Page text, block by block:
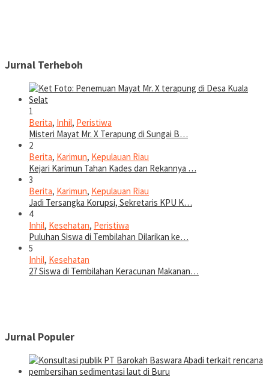
Jurnal Terheboh
1
Berita, Inhil, Peristiwa
Misteri Mayat Mr. X Terapung di Sungai B…
2
Berita, Karimun, Kepulauan Riau
Kejari Karimun Tahan Kades dan Rekannya …
3
Berita, Karimun, Kepulauan Riau
Jadi Tersangka Korupsi, Sekretaris KPU K…
4
Inhil, Kesehatan, Peristiwa
Puluhan Siswa di Tembilahan Dilarikan ke…
5
Inhil, Kesehatan
27 Siswa di Tembilahan Keracunan Makanan…
Jurnal Populer